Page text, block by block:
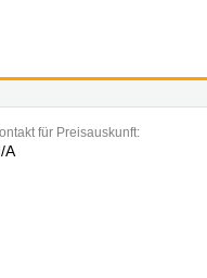
für Preisauskunft:
A